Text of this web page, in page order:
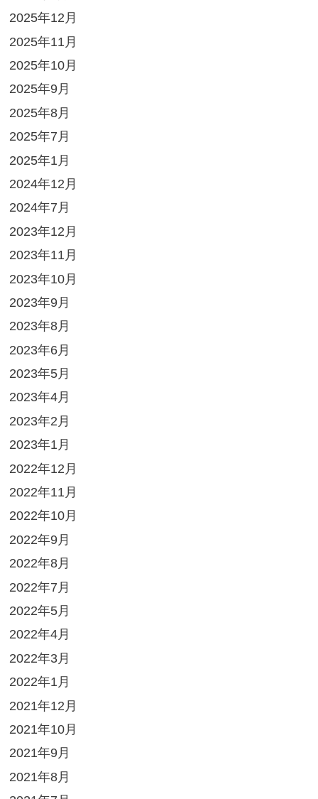
2025年12月
2025年11月
2025年10月
2025年9月
2025年8月
2025年7月
2025年1月
2024年12月
2024年7月
2023年12月
2023年11月
2023年10月
2023年9月
2023年8月
2023年6月
2023年5月
2023年4月
2023年2月
2023年1月
2022年12月
2022年11月
2022年10月
2022年9月
2022年8月
2022年7月
2022年5月
2022年4月
2022年3月
2022年1月
2021年12月
2021年10月
2021年9月
2021年8月